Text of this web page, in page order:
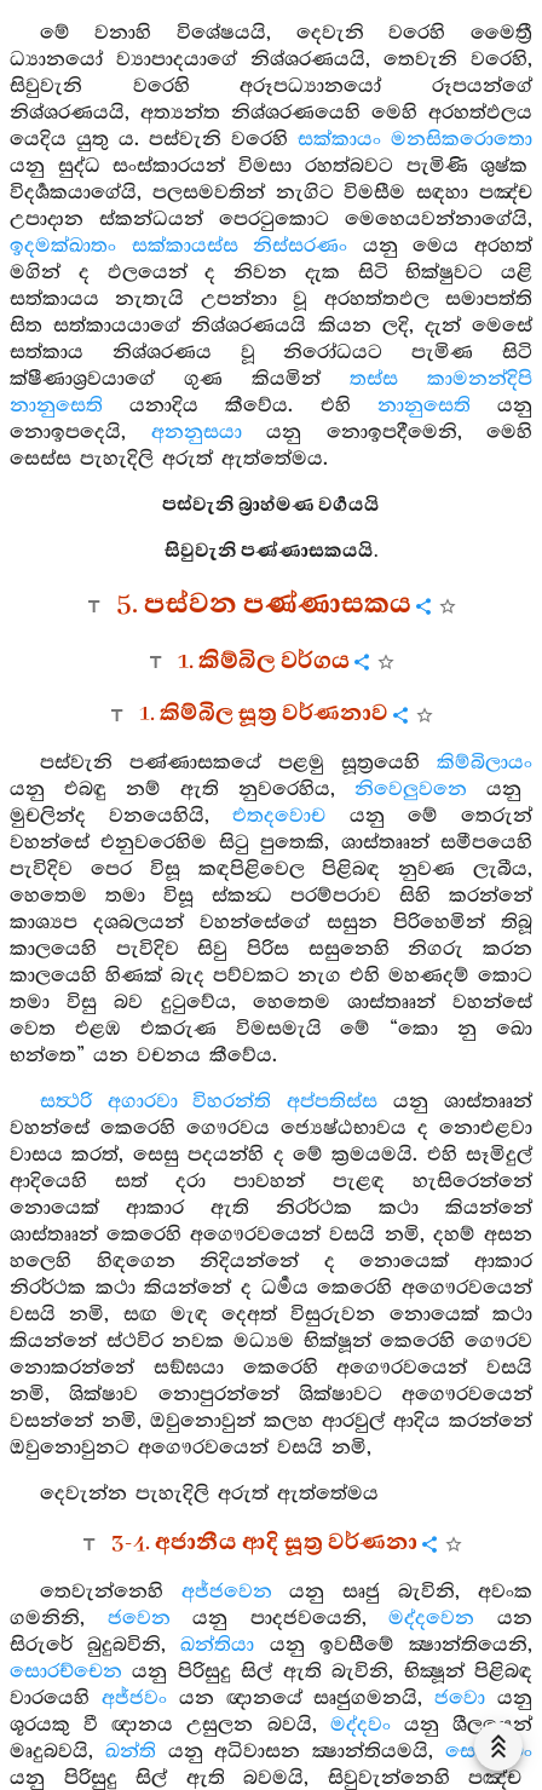
මේ වනාහි විශේෂයයි, දෙවැනි වරෙහි මෛත්‍රී
ධ්‍යානයෝ ව්‍යාපාදයාගේ නිශ්ශරණයයි, තෙවැනි වරෙහි,
සිවුවැනි වරෙහි අරූපධ්‍යානයෝ රූපයන්ගේ
නිශ්ශරණයයි, අත්‍යන්ත නිශ්ශරණයෙහි මෙහි අරහත්ඵලය
යෙදිය යුතු ය. පස්වැනි වරෙහි සක්කායං මනසිකරොතො
යනු සුද්ධ සංස්කාරයන් විමසා රහත්බවට පැමිණි ශුෂ්ක
විදර්‍ශකයාගේයි, පලසමවතින් නැගිට විමසීම සඳහා පඤ්ච
උපාදාන ස්කන්ධයන් පෙරටුකොට මෙහෙයවන්නාගේයි,
ඉදමක්ඛාතං සක්කායස්ස නිස්සරණං යනු මෙය අරහත්
මගින් ද ඵලයෙන් ද නිවන දැක සිටි භික්ෂුවට යළි
සත්කායය නැතැයි උපන්නා වූ අරහත්තඵල සමාපත්ති
සිත සත්කායයාගේ නිශ්ශරණයයි කියන ලදි, දැන් මෙසේ
සත්කාය නිශ්ශරණය වූ නිරෝධයට පැමිණ සිටි
ක්ෂීණාශ්‍රවයාගේ ගුණ කියමින් තස්ස කාමනන්දිපි
නානුසෙති යනාදිය කීවේය. එහි නානුසෙති යනු
නොඉපදෙයි, අනනුසයා යනු නොඉපදීමෙනි, මෙහි
සෙස්ස පැහැදිලි අරුත් ඇත්තේමය.
පස්වැනි බ්‍රාහ්මණ වර්‍ගයයි
සිවුවැනි පණ්ණාසකයයි.
5. පස්වන පණ්ණාසකය
1. කිම්බිල වර්ගය
1. කිම්බිල සූත්‍ර වර්ණනාව
පස්වැනි පණ්ණාසකයේ පළමු සූත්‍රයෙහි කිම්බිලායං
යනු එබඳු නම් ඇති නුවරෙහිය, නිවෙලුවනෙ යනු
මුචලින්ද වනයෙහියි,එතදවොච යනු මේ තෙරුන්
වහන්සේ එනුවරෙහිම සිටු පුතෙකි, ශාස්තෲන් සමීපයෙහි
පැවිදිව පෙර විසූ කඳපිළිවෙල පිළිබඳ නුවණ ලැබීය,
හෙතෙම තමා විසූ ස්කන්‍ධ පරම්පරාව සිහි කරන්නේ
කාශ්‍යප දශබලයන් වහන්සේගේ සසුන පිරිහෙමින් තිබූ
කාලයෙහි පැවිදිව සිවු පිරිස සසුනෙහි නිගරු කරන
කාලයෙහි හිණක් බැද පව්වකට නැග එහි මහණදම් කොට
තමා විසු බව දුටුවේය, හෙතෙම ශාස්තෲන් වහන්සේ
වෙත එළඹ එකරුණ විමසමැයි මේ “කො නු ඛො
භන්තෙ” යන වචනය කීවේය.
සත්‍ථරි අගාරවා විහරන්ති අප්පතිස්ස යනු ශාස්තෲන්
වහන්සේ කෙරෙහි ගෞරවය ජ්‍යෙෂ්ඨභාවය ද නොඑළවා
වාසය කරත්, සෙසු පදයන්හි ද මේ ක්‍රමයමයි. එහි සෑමිදුල්
ආදියෙහි සත් දරා පාවහන් පැළඳ හැසිරෙන්නේ
නොයෙක් ආකාර ඇති නිරර්ථක කථා කියන්නේ
ශාස්තෲන් කෙරෙහි අගෞරවයෙන් වසයි නමි, දහම් අසන
හලෙහි හිඳගෙන නිදියන්නේ ද නොයෙක් ආකාර
නිරර්ථක කථා කියන්නේ ද ධර්‍මය කෙරෙහි අගෞරවයෙන්
වසයි නමි, සඟ මැඳ දෙඅත් විසුරුවන නොයෙක් කථා
කියන්නේ ස්ථවිර නවක මධ්‍යම භික්ෂූන් කෙරෙහි ගෞරව
නොකරන්නේ සඞ්ඝයා කෙරෙහි අගෞරවයෙන් වසයි
නමි, ශික්ෂාව නොපුරන්නේ ශික්ෂාවට අගෞරවයෙන්
වසන්නේ නමි, ඔවුනොවුන් කලහ ආරවුල් ආදිය කරන්නේ
ඔවුනොවුනට අගෞරවයෙන් වසයි නමි,
දෙවැන්න පැහැදිලි අරුත් ඇත්තේමය
3-4. අජානීය ආදි සූත්‍ර වර්ණනා
තෙවැන්නෙහි අජ්ජවෙන යනු සෘජු බැවිනි, අවංක
ගමනිනි, ජවෙන යනු පාදජවයෙනි,මද්දවෙන යන
සිරුරේ බුදුබවිනි,ඛන්තියා යනු ඉවසීමේ ක්‍ෂාන්තියෙනි,
සොරච්චෙන යනු පිරිසුදු සිල් ඇති බැවිනි, භික්‍ෂූන් පිළිබඳ
වාරයෙහි අජ්ජවංයන ඥානයේ සෘජුගමනයි,ජවො යනු
ශූරයකු වී ඥානය උසුලන බවයි, මද්දවංයනු ශීලයෙන්
මෘදුබවයි, ඛන්ති යනු අධිවාසන ක්‍ෂාන්තියමයි,සොරච්චං
යනු පිරිසුදු සිල් ඇති බවමයි, සිවුවැන්නෙහි පඤ්ච